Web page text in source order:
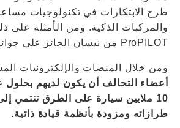
طرح الابتكارات في تكنولوجيات
والمركبات الذكية. ومن الأمثلة على
ProPILOT من نيسان الحائز على جوائز.
ومن خلال المنصات والإلكترونيات
طرازاته ومزودة بأنظمة قيادة ذاتية.